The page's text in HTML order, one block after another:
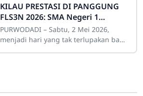
KILAU PRESTASI DI PANGGUNG
FLS3N 2026: SMA Negeri 1
Grobogan Tegaskan Dominasi
Seni di Kabupaten Grobogan!
PURWODADI – Sabtu, 2 Mei 2026,
menjadi hari yang tak terlupakan bagi